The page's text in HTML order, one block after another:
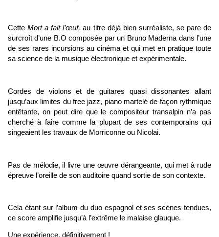
CetteMort a fait l’œuf, au titre déjà bien surréaliste, se pare de
surcroît d’une B.O composée par un Bruno Maderna dans l’une
de ses rares incursions au cinéma et qui met en pratique toute
sa science de la musique électronique et expérimentale.
Cordes de violons et de guitares quasi dissonantes allant
jusqu’aux limites du free jazz, piano martelé de façon rythmique
entêtante, on peut dire que le compositeur transalpin n’a pas
cherché à faire comme la plupart de ses contemporains qui
singeaient les travaux de Morriconne ou Nicolai.
Pas de mélodie, il livre une œuvre dérangeante, qui met à rude
épreuve l’oreille de son auditoire quand sortie de son contexte.
Cela étant sur l’album du duo espagnol et ses scènes tendues,
ce score amplifie jusqu’à l’extrême le malaise glauque.
Une expérience, définitivement !